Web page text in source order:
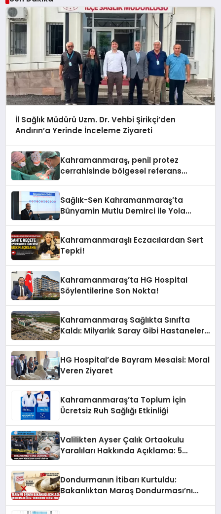
İl Sağlık Müdürü Uzm. Dr. Vehbi Şirikçi’den
Andırın’a Yerinde İnceleme Ziyareti
Kahramanmaraş, penil protez
cerrahisinde bölgesel referans
Sağlık-Sen Kahramanmaraş’ta
Bünyamin Mutlu Demirci ile Yola
Kahramanmaraşlı Eczacılardan Sert
Tepki!
Kahramanmaraş’ta HG Hospital
Söylentilerine Son Nokta!
Kahramanmaraş Sağlıkta Sınıfta
Kaldı: Milyarlık Saray Gibi Hastaneler
HG Hospital’de Bayram Mesaisi: Moral
Veren Ziyaret
Kahramanmaraş’ta Toplum İçin
Ücretsiz Ruh Sağlığı Etkinliği
Valilikten Ayser Çalık Ortaokulu
Yaralıları Hakkında Açıklama: 5
Dondurmanın İtibarı Kurtuldu:
Bakanlıktan Maraş Dondurması’nı